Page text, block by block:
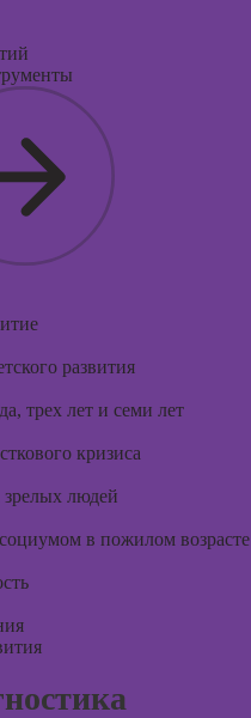
развития
трех лет и семи лет
кризиса
зрелых людей
в пожилом возрасте